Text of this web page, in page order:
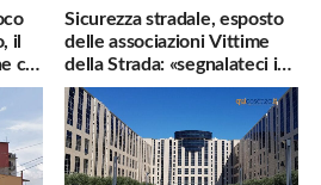
il
col
Sicurezza stradale, esposto
delle associazioni Vittime
della Strada: «segnalateci i
pericoli, interverremo
subito»